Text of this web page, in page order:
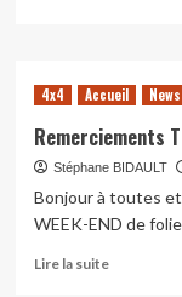
24
heures
de
France
(17
et
septembre
4x4 Accueil News
Remerciements
Stéphane BIDAULT
Bonjour à toutes
WEEK-END de
Lire la suiteEn